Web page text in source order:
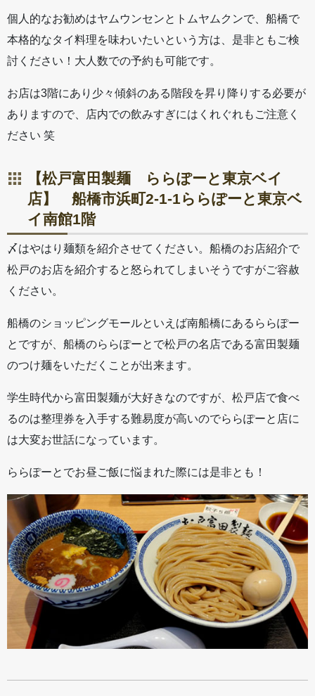
個人的なお勧めはヤムウンセンとトムヤムクンで、船橋で
本格的なタイ料理を味わいたいという方は、是非ともご検
討ください！大人数での予約も可能です。
お店は3階にあり少々傾斜のある階段を昇り降りする必要が
ありますので、店内での飲みすぎにはくれぐれもご注意く
ださい 笑
【松戸富田製麺 ららぽーと東京ベイ
店】 船橋市浜町2-1-1ららぽーと東京ベ
イ南館1階
〆はやはり麺類を紹介させてください。船橋のお店紹介で
松戸のお店を紹介すると怒られてしまいそうですがご容赦
ください。
船橋のショッピングモールといえば南船橋にあるららぽー
とですが、船橋のららぽーとで松戸の名店である富田製麺
のつけ麺をいただくことが出来ます。
学生時代から富田製麺が大好きなのですが、松戸店で食べ
るのは整理券を入手する難易度が高いのでららぽーと店に
は大変お世話になっています。
ららぽーとでお昼ご飯に悩まれた際には是非とも！